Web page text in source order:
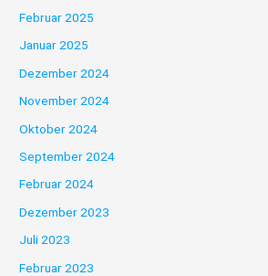
Februar 2025
Januar 2025
Dezember 2024
November 2024
Oktober 2024
September 2024
Februar 2024
Dezember 2023
Juli 2023
Februar 2023